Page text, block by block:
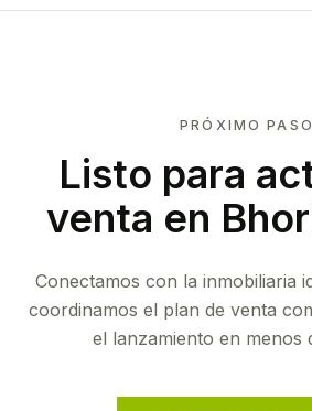
PRÓXIMO PASO
Listo para
venta en
Conectamos con la inmobiliaria
coordinamos el plan de venta
el lanzamiento en menos